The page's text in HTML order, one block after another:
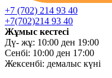
+7 (702) 214 93 40
+7(702)214 93 40
Жұмыс кестесі
Дү- жұ: 10:00 ден 19:00
Сенбі: 10:00 ден 17:00
Жексенбі: демалыс күні